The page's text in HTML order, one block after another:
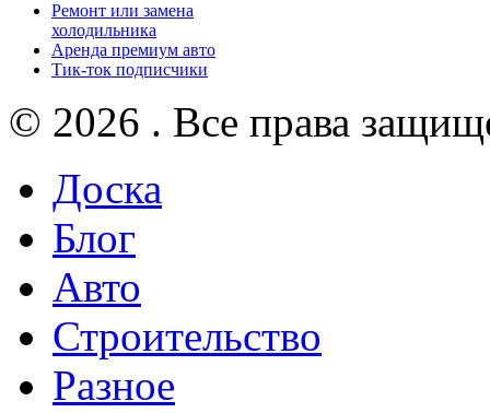
Ремонт или замена
холодильника
Аренда премиум авто
Тик-ток подписчики
© 2026 . Все права
Доска
Блог
Авто
Строительство
Разное